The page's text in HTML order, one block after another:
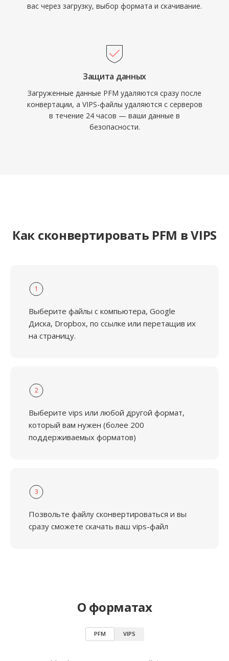
вас через загрузку, выбор формата и скачивание.
Защита данных
Загруженные данные PFM удаляются сразу после
конвертации, а VIPS-файлы удаляются с серверов
в течение 24 часов — ваши данные в
безопасности.
Как сконвертировать PFM в VIPS
1
Выберите файлы с компьютера, Google
Диска, Dropbox, по ссылке или перетащив их
на страницу.
2
Выберите vips или любой другой формат,
который вам нужен (более 200
поддерживаемых форматов)
3
Позвольте файлу сконвертироваться и вы
сразу сможете скачать ваш vips-файл
О форматах
PFM VIPS